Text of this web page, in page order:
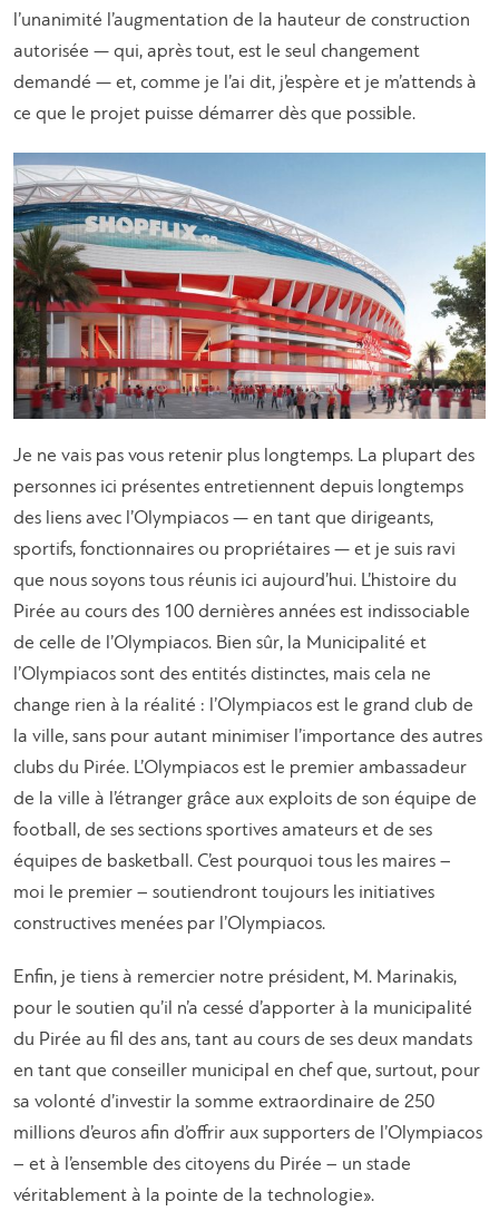
l’unanimité l’augmentation de la hauteur de construction
autorisée — qui, après tout, est le seul changement
demandé — et, comme je l’ai dit, j’espère et je m’attends à
ce que le projet puisse démarrer dès que possible.
Je ne vais pas vous retenir plus longtemps. La plupart des
personnes ici présentes entretiennent depuis longtemps
des liens avec l’Olympiacos — en tant que dirigeants,
sportifs, fonctionnaires ou propriétaires — et je suis ravi
que nous soyons tous réunis ici aujourd’hui. L’histoire du
Pirée au cours des 100 dernières années est indissociable
de celle de l’Olympiacos. Bien sûr, la Municipalité et
l’Olympiacos sont des entités distinctes, mais cela ne
change rien à la réalité : l’Olympiacos est le grand club de
la ville, sans pour autant minimiser l’importance des autres
clubs du Pirée. L’Olympiacos est le premier ambassadeur
de la ville à l’étranger grâce aux exploits de son équipe de
football, de ses sections sportives amateurs et de ses
équipes de basketball. C’est pourquoi tous les maires –
moi le premier – soutiendront toujours les initiatives
constructives menées par l’Olympiacos.
Enfin, je tiens à remercier notre président, M. Marinakis,
pour le soutien qu’il n’a cessé d’apporter à la municipalité
du Pirée au fil des ans, tant au cours de ses deux mandats
en tant que conseiller municipal en chef que, surtout, pour
sa volonté d’investir la somme extraordinaire de 250
millions d’euros afin d’offrir aux supporters de l’Olympiacos
– et à l’ensemble des citoyens du Pirée – un stade
véritablement à la pointe de la technologie».